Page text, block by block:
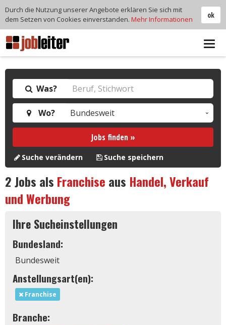
Was?
Wo?
Jobs finden »
Suche verändern Suche speichern
2Jobs als Franchise aus Handel, Verkauf
und Werbung
Ihre Sucheinstellungen
Bundesland:
Bundesweit
Anstellungsart(en):
Franchise
Branche:
ok
Durch die Nutzung unserer Angebote erklären Sie sich mit
dem Setzen von Cookies einverstanden. Mehr Informationen